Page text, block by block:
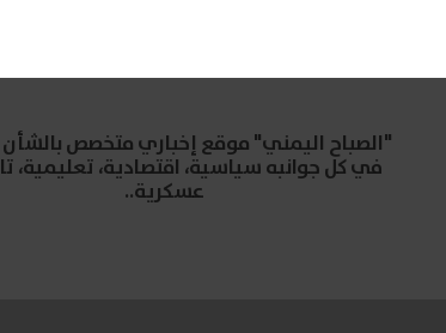
"الصباح اليمني" موقع إخباري متخصص
في كل جوانبه سياسية، اقتصادية، تعليمية،
عسكرية..